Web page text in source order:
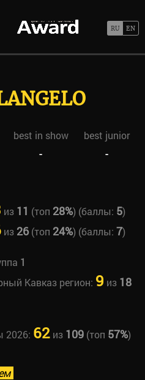
best in show
best junior
- -
из 11 (топ 28%) (баллы: 5)
из 26(топ 24%) (баллы: 7)
1
Кавказ регион: 9 из 18
2026: 62из 109(топ 57%)